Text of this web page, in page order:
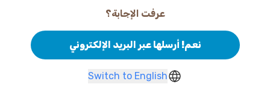
عرفت الإجابة؟
نعم! أرسلها عبر البريد الإلكتروني
Switch to English